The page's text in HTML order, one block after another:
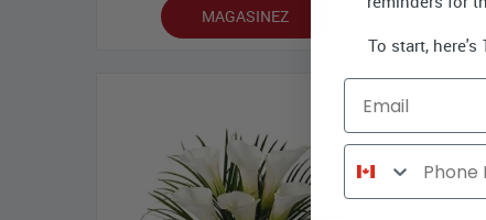
MAGASINEZ
To start, here's
Email
Phone Number